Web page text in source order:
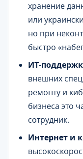
хранение
или
но при
быстро
ИТ-
внешних
ремонту и
бизнеса это
сотрудник.
Интернет и